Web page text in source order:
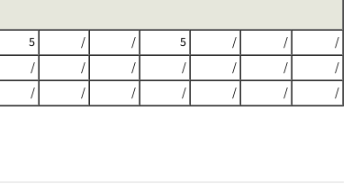
5 / / 5 / /
/
/ / / / / /
/
/ / / / / / /